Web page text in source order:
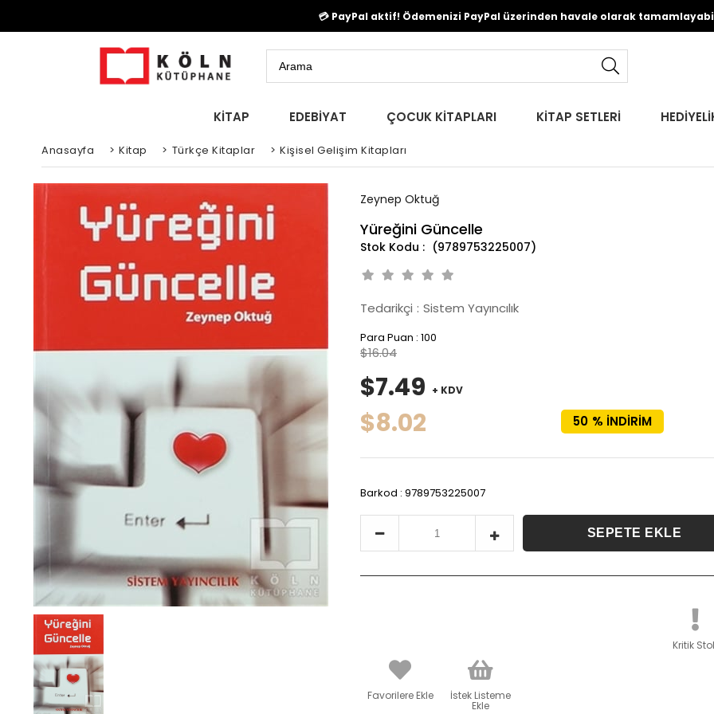
💳 PayPal aktif! Ödemenizi PayPal üzerinden havale olarak
KİTAP EDEBİYAT ÇOCUK KİTAPLARI KİTAP SETLERİ
Anasayfa > Kitap > Türkçe Kitaplar > Kişisel Gelişim Kitapları
Zeynep Oktuğ
Yüreğini Güncelle
(9789753225007)
Tedarikçi : Sistem Yayıncılık
Para Puan : 100
%
50 İNDIRIM
$16.04
$7.49 + KDV
$8.02
Barkod : 9789753225007
Kritik
Favorilere Ekle İstek Listeme
Ekle